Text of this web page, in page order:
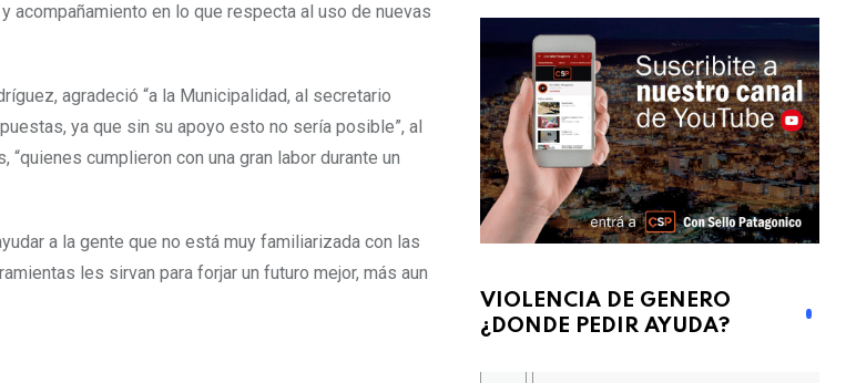
en lo que respecta al uso de nuevas
agradeció “a la Municipalidad, al secretario
ya que sin su apoyo esto no sería posible”, al
cumplieron con una gran labor durante un
a la gente que no está muy familiarizada con las
les sirvan para forjar un futuro mejor, más aun
VIOLENCIA DE GENERO
¿DONDE PEDIR AYUDA?